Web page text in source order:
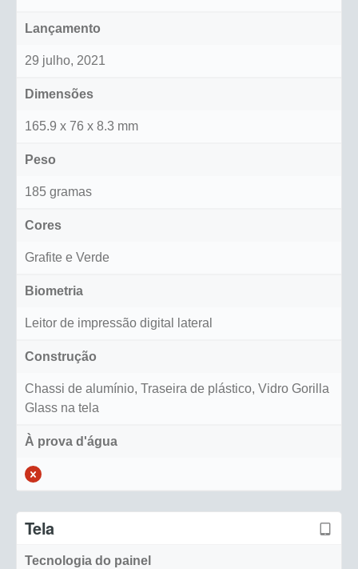
Lançamento
29 julho, 2021
Dimensões
165.9 x 76 x 8.3 mm
Peso
185 gramas
Cores
Grafite e Verde
Biometria
Leitor de impressão digital lateral
Construção
Chassi de alumínio, Traseira de plástico, Vidro Gorilla
Glass na tela
À prova d'água
Tela
Tecnologia do painel